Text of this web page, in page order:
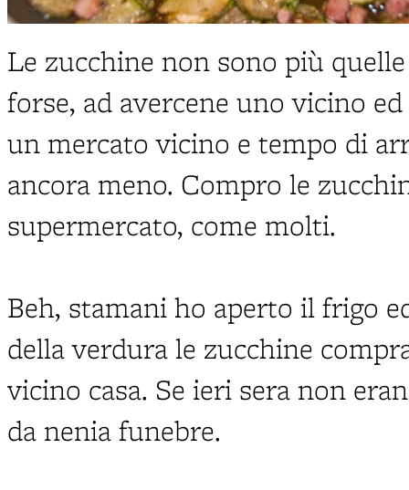
Le zucchine non sono più
forse, ad avercene uno vicino
un mercato vicino e tempo di
ancora meno. Compro le
supermercato, come molti.
Beh, stamani ho aperto il frigo
della verdura le zucchine
vicino casa. Se ieri sera non
da nenia funebre.